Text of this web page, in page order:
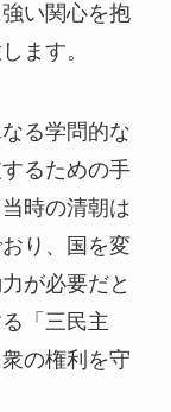
い関心を抱
ます。
る学問的な
るための手
時の清朝は
り、国を変
が必要だと
「三民主
の権利を守